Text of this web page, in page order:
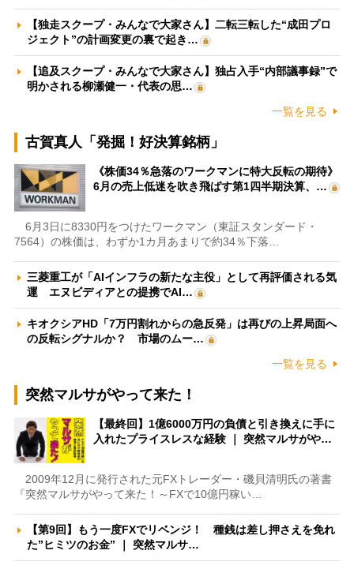
【独走スクープ・みんなで大家さん】二転三転した“成田プロ
ジェクト”の計画変更の裏で起き…
【追及スクープ・みんなで大家さん】独占入手“内部議事録”で
明かされる柳瀬健一・代表の思…
一覧を見る
古賀真人「発掘！好決算銘柄」
《株価34％急落のワークマンに特大反転の期待》
6月の売上低迷を吹き飛ばす第1四半期決算、…
6月3日に8330円をつけたワークマン（東証スタンダード・
7564）の株価は、わずか1カ月あまりで約34％下落…
三菱重工が「AIインフラの新たな主役」として再評価される気
運 エヌビディアとの提携でAI…
キオクシアHD「7万円割れからの急反発」は再びの上昇局面へ
の反転シグナルか？ 市場のムー…
一覧を見る
突然マルサがやって来た！
【最終回】1億6000万円の負債と引き換えに手に
入れたプライスレスな経験 ｜ 突然マルサがや…
2009年12月に発行された元FXトレーダー・磯貝清明氏の著書
『突然マルサがやって来た！～FXで10億円稼い…
【第9回】もう一度FXでリベンジ！ 種銭は差し押さえを免れ
た”ヒミツのお金” ｜ 突然マルサ…